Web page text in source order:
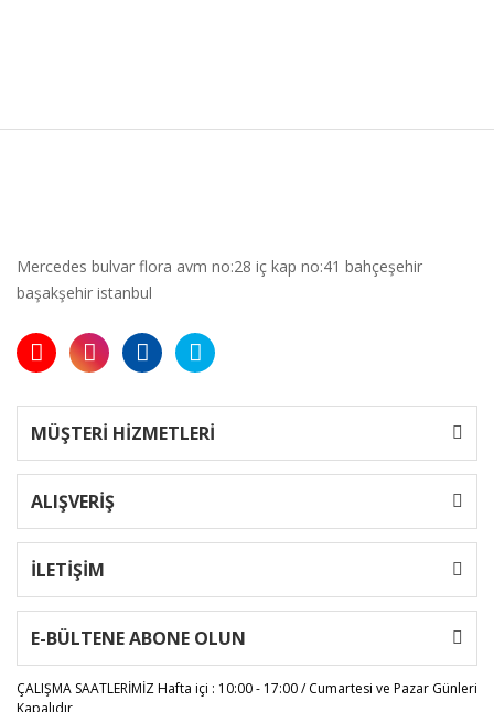
Mercedes bulvar flora avm no:28 iç kap no:41 bahçeşehir
başakşehir istanbul
MÜŞTERİ HİZMETLERİ
ALIŞVERİŞ
İLETİŞİM
E-BÜLTENE ABONE OLUN
ÇALIŞMA SAATLERİMİZHafta içi : 10:00 - 17:00 / Cumartesi ve Pazar Günleri
Kapalıdır